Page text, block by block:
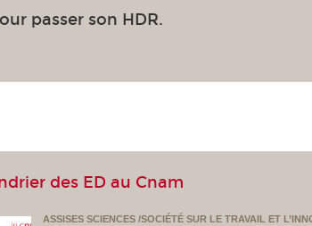
passer son HDR.
des ED au Cnam
ASSISES SCIENCES /SOCIÉTÉ SUR LE TRAVAIL ET